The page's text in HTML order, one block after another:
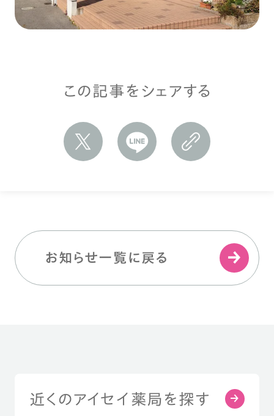
この記事をシェアする
お知らせ一覧に戻る
近くのアイセイ薬局を探す